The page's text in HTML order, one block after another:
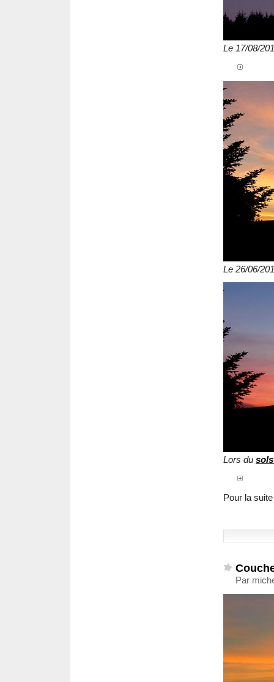
Le 17/08/
Le 26/06/
Lors du
Pour la
Par